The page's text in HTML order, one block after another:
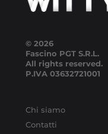
© 2026
Fascino PGT S.R.L.
All rights reserved.
P.IVA 03632721001
Chi siamo
Contatti